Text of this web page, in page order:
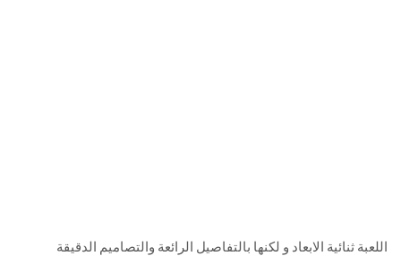
اللعبة ثنائية الابعاد و لكنها بالتفاصيل الرائعة والتصاميم الدقيقة